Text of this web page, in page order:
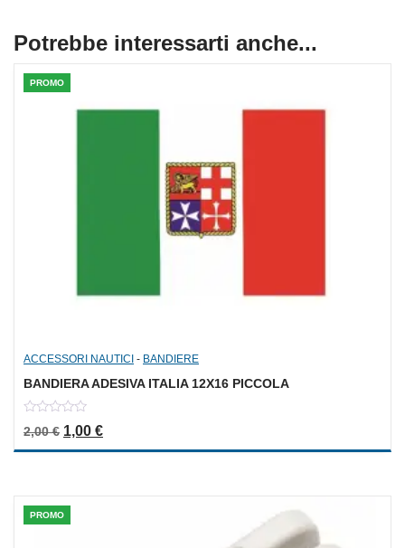
Potrebbe interessarti anche...
PROMO
ACCESSORI NAUTICI - BANDIERE
BANDIERA ADESIVA ITALIA 12X16 PICCOLA
out
of
2,00€ Il prezzo originale era: 2,00 €.
1,00 €Il prezzo attuale è: 1,00 €.
PROMO